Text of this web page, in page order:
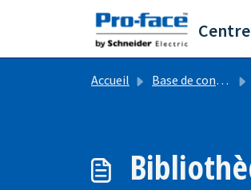
Accueil Base de connaissances